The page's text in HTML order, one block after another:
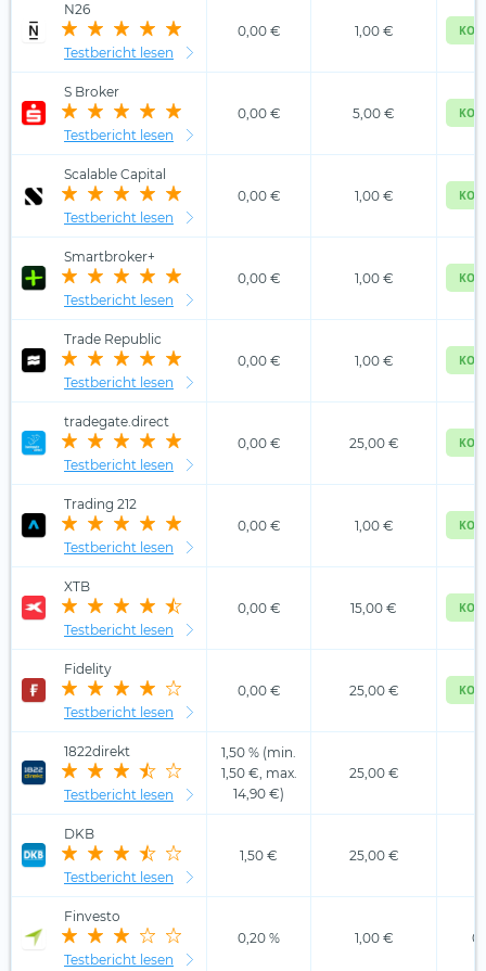
N26
Testbericht lesen
0,00 € 1,00 €
S Broker
Testbericht lesen
0,00 € 5,00 €
Scalable Capital
Testbericht lesen
0,00 € 1,00 €
Smartbroker+
Testbericht lesen
0,00 € 1,00 €
Trade Republic
Testbericht lesen
0,00 € 1,00 €
tradegate.direct
Testbericht lesen
0,00 € 25,00 €
Trading 212
Testbericht lesen
0,00 € 1,00 €
XTB
Testbericht lesen
0,00 € 15,00 €
Fidelity
Testbericht lesen
0,00 € 25,00 €
1822direkt
Testbericht lesen
1,50 % (min.
1,50 €, max.
14,90 €)
25,00 €
DKB
Testbericht lesen
1,50 € 25,00 €
Finvesto
Testbericht lesen
0,20 % 1,00 €